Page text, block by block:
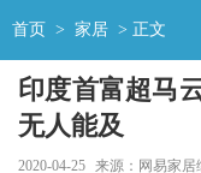
首页 > 家居 > 正文
印度首富超马
无人能及
2020-04-25 来源：网易家居